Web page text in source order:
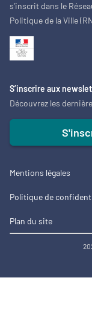
s'inscrit dans le
Politique de la Ville
S’inscrire aux
Découvrez les
Mentions légales
Politique de
Plan du site